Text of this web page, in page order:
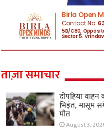
ताज़ा समाचार
दोपहिया
भिड़ंत, मासूम
मौत
August 3,